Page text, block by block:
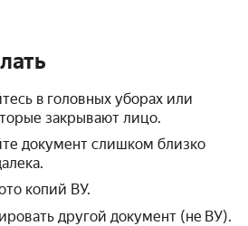
в головных уборах или
закрывают лицо.
документ слишком близко
копий ВУ.
другой документ (не ВУ).